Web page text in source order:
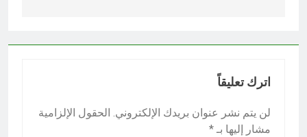
اترك تعليقاً
لن يتم نشر عنوان بريدك الإلكتروني. الحقول الإلزامية
مشار إليها بـ *